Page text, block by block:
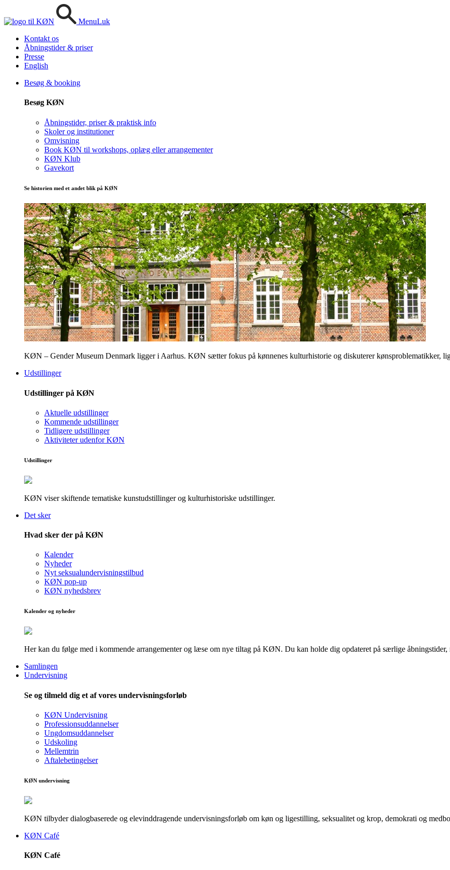
MenuLuk
Kontakt os
Åbningstider & priser
Presse
English
Besøg & booking
Besøg KØN
Åbningstider, priser & praktisk info
Skoler og institutioner
Omvisning
Book KØN til workshops, oplæg eller arrangementer
KØN Klub
Gavekort
Se historien med et andet blik på KØN
KØN – Gender Museum Denmark ligger i Aarhus. KØN sætter fokus på kønnenes kulturhistorie og diskuterer kønsproblematikker,
Udstillinger
Udstillinger på KØN
Aktuelle udstillinger
Kommende udstillinger
Tidligere udstillinger
Aktiviteter udenfor KØN
Udstillinger
KØN viser skiftende tematiske kunstudstillinger og kulturhistoriske udstillinger.
Det sker
Hvad sker der på KØN
Kalender
Nyheder
Nyt seksualundervisningstilbud
KØN pop-up
KØN nyhedsbrev
Kalender og nyheder
Her kan du følge med i kommende arrangementer og læse om nye tiltag på KØN. Du kan holde dig opdateret på særlige åbningstider,
Samlingen
Undervisning
Se og tilmeld dig et af vores undervisningsforløb
KØN Undervisning
Professionsuddannelser
Ungdomsuddannelser
Udskoling
Mellemtrin
Aftalebetingelser
KØN undervisning
KØN tilbyder dialogbaserede og elevinddragende undervisningsforløb om køn og ligestilling, seksualitet og krop, demokrati og
KØN Café
KØN Café